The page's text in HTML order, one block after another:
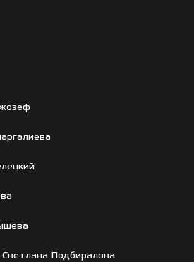
Подбиралова